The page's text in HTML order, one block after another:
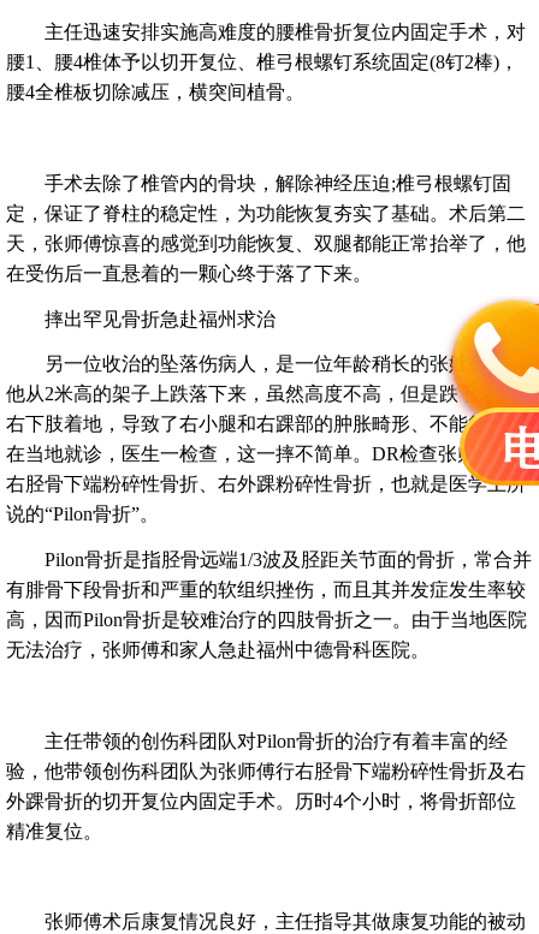
主任迅速安排实施高难度的腰椎骨折复位内固定手术，对
腰1、腰4椎体予以切开复位、椎弓根螺钉系统固定(8钉2棒)，
腰4全椎板切除减压，横突间植骨。
手术去除了椎管内的骨块，解除神经压迫;椎弓根螺钉固
定，保证了脊柱的稳定性，为功能恢复夯实了基础。术后第二
天，张师傅惊喜的感觉到功能恢复、双腿都能正常抬举了，他
在受伤后一直悬着的一颗心终于落了下来。
摔出罕见骨折急赴福州求治
另一位收治的坠落伤病人，是一位年龄稍长的张姓患者。
他从2米高的架子上跌落下来，虽然高度不高，但是跌下来时
右下肢着地，导致了右小腿和右踝部的肿胀畸形、不能行走。
在当地就诊，医生一检查，这一摔不简单。DR检查张师傅为
右胫骨下端粉碎性骨折、右外踝粉碎性骨折，也就是医学上所
说的“Pilon骨折”。
Pilon骨折是指胫骨远端1/3波及胫距关节面的骨折，常合并
有腓骨下段骨折和严重的软组织挫伤，而且其并发症发生率较
高，因而Pilon骨折是较难治疗的四肢骨折之一。由于当地医院
无法治疗，张师傅和家人急赴福州中德骨科医院。
主任带领的创伤科团队对Pilon骨折的治疗有着丰富的经
验，他带领创伤科团队为张师傅行右胫骨下端粉碎性骨折及右
外踝骨折的切开复位内固定手术。历时4个小时，将骨折部位
精准复位。
张师傅术后康复情况良好，主任指导其做康复功能的被动